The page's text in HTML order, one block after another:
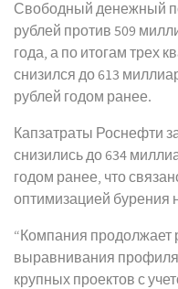
Свободный денежный
рублей против 509
года, а по итогам трех
снизился до 613
рублей годом ранее.
Капзатраты Роснефти
снизились до 634
годом ранее, что
оптимизацией бурения
“Компания продолжает
выравнивания
крупных проектов с